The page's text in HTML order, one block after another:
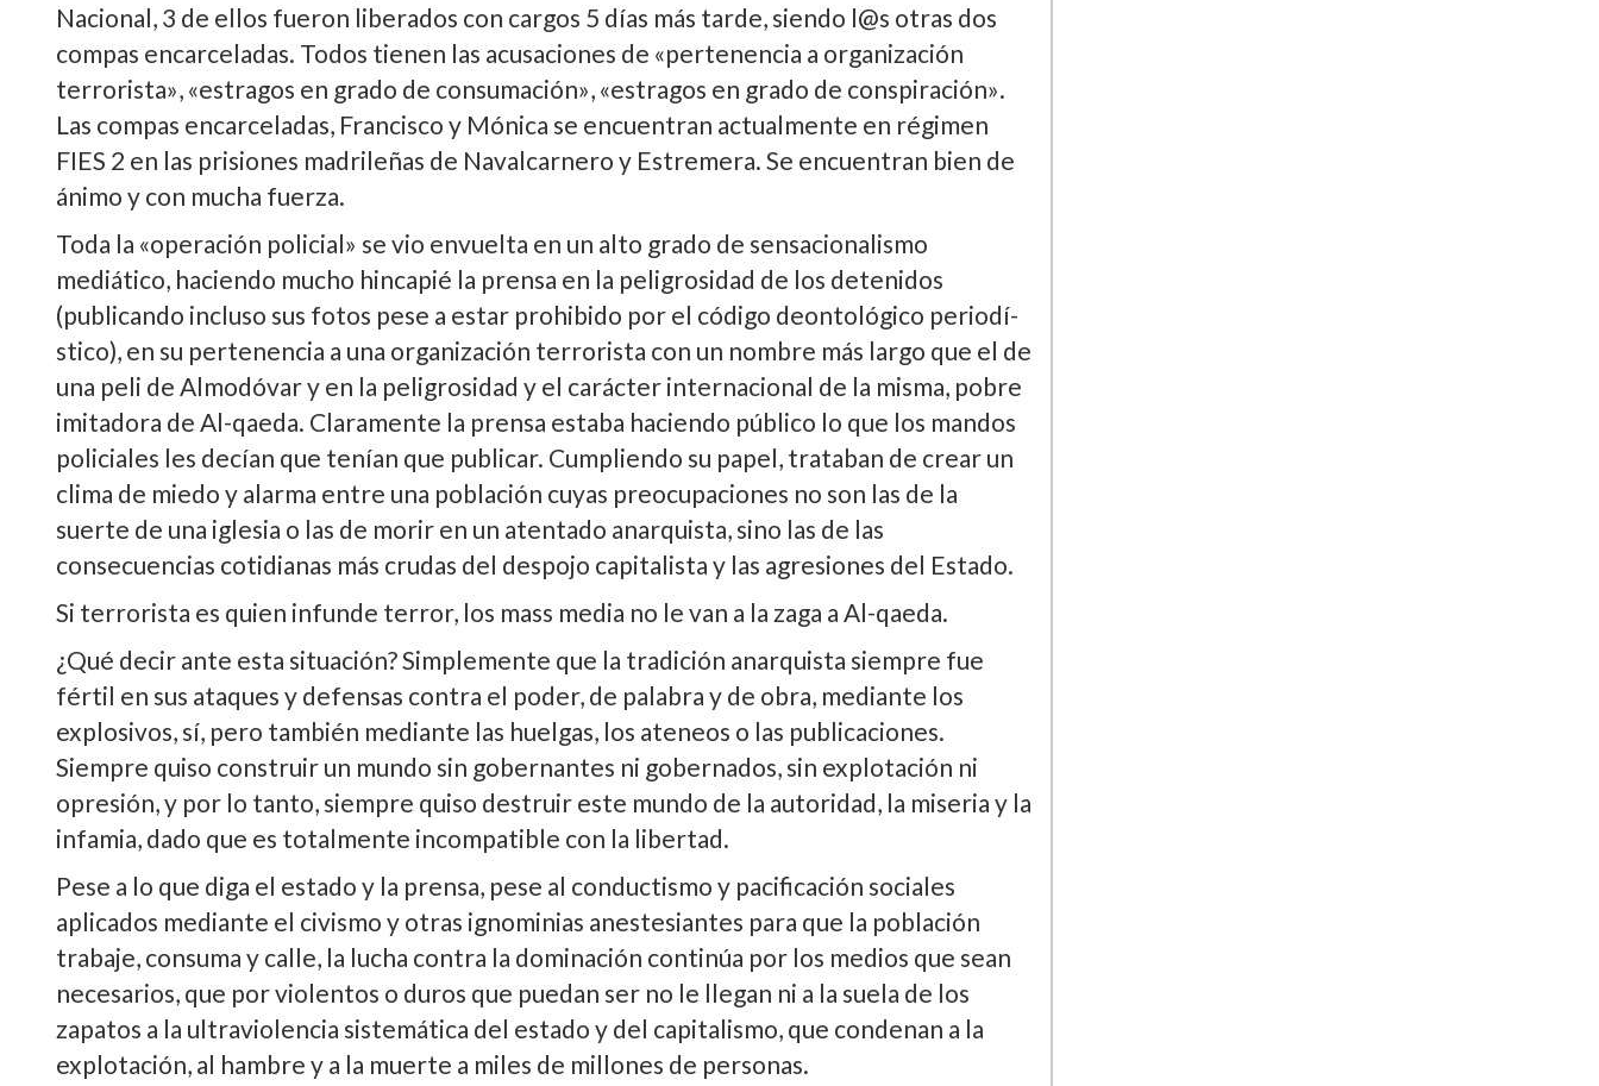
Nacional, 3 de ellos fueron liberados con cargos 5 dí­as más tarde, siendo l@s otras dos
compas encarceladas. Todos tienen las acusaciones de «pertenencia a organización
terrorista», «estragos en grado de consumación», «estragos en grado de conspiración».
Las compas encarceladas, Francisco y Mónica se encuentran actualmente en régimen
FIES 2 en las prisiones madrileñas de Navalcarnero y Estremera. Se encuentran bien de
ánimo y con mucha fuerza.
Toda la «operación policial» se vio envuelta en un alto grado de sensacionalismo
mediático, haciendo mucho hincapié la prensa en la peligrosidad de los detenidos
(publicando incluso sus fotos pese a estar prohibido por el código deontológico periodí­
stico), en su pertenencia a una organización terrorista con un nombre más largo que el de
una peli de Almodóvar y en la peligrosidad y el carácter internacional de la misma, pobre
imitadora de Al-qaeda. Claramente la prensa estaba haciendo público lo que los mandos
policiales les decí­an que tení­an que publicar. Cumpliendo su papel, trataban de crear un
clima de miedo y alarma entre una población cuyas preocupaciones no son las de la
suerte de una iglesia o las de morir en un atentado anarquista, sino las de las
consecuencias cotidianas más crudas del despojo capitalista y las agresiones del Estado.
Si terrorista es quien infunde terror, los mass media no le van a la zaga a Al-qaeda.
¿Qué decir ante esta situación? Simplemente que la tradición anarquista siempre fue
fértil en sus ataques y defensas contra el poder, de palabra y de obra, mediante los
explosivos, sí­, pero también mediante las huelgas, los ateneos o las publicaciones.
Siempre quiso construir un mundo sin gobernantes ni gobernados, sin explotación ni
opresión, y por lo tanto, siempre quiso destruir este mundo de la autoridad, la miseria y la
infamia, dado que es totalmente incompatible con la libertad.
Pese a lo que diga el estado y la prensa, pese al conductismo y pacificación sociales
aplicados mediante el civismo y otras ignominias anestesiantes para que la población
trabaje, consuma y calle, la lucha contra la dominación continúa por los medios que sean
necesarios, que por violentos o duros que puedan ser no le llegan ni a la suela de los
zapatos a la ultraviolencia sistemática del estado y del capitalismo, que condenan a la
explotación, al hambre y a la muerte a miles de millones de personas.